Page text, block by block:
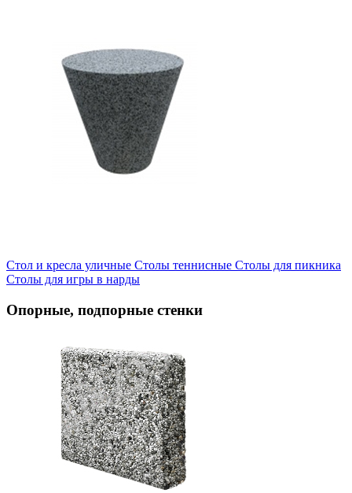
Стол и кресла уличные Cтолы теннисные Столы для пикника
Столы для игры в нарды
Опорные, подпорные стенки